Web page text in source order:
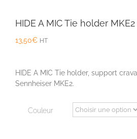
HIDE A MIC Tie holder MKE2
13,50€ HT
HIDE A MIC Tie holder, support
Sennheiser MKE2.
Couleur